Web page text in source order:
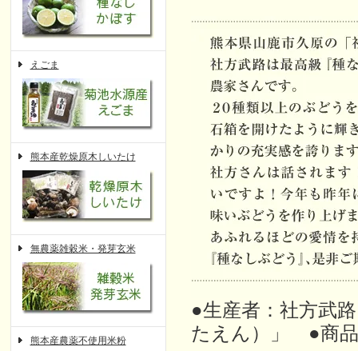
えごま
熊本産乾燥原木しいたけ
無農薬雑穀米・発芽玄米
熊本産農薬不使用米粉
●生産者：社方武
たえん）」 ●商品